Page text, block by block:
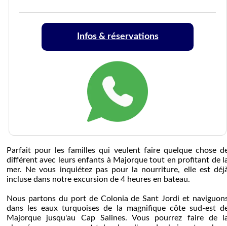
Infos & réservations
Parfait pour les familles qui veulent faire quelque chose
différent avec leurs enfants à Majorque tout en profitant de
mer. Ne vous inquiétez pas pour la nourriture, elle est
incluse dans notre excursion de 4 heures en bateau.
Nous partons du port de Colonia de Sant Jordi et
dans les eaux turquoises de la magnifique côte sud-est
Majorque jusqu'au Cap Salines. Vous pourrez faire de